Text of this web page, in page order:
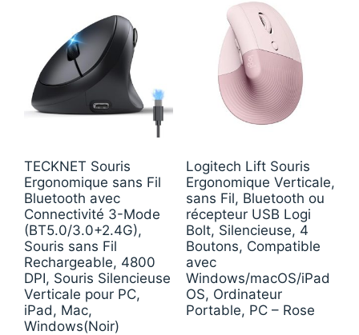
TECKNET Souris
Ergonomique sans Fil
Bluetooth avec
Connectivité 3-Mode
(BT5.0/3.0+2.4G),
Souris sans Fil
Rechargeable, 4800
DPI, Souris Silencieuse
Verticale pour PC,
iPad, Mac,
Windows(Noir)
Logitech Lift Souris
Ergonomique Verticale,
sans Fil, Bluetooth ou
récepteur USB Logi
Bolt, Silencieuse, 4
Boutons, Compatible
avec
Windows/macOS/iPad
OS, Ordinateur
Portable, PC – Rose